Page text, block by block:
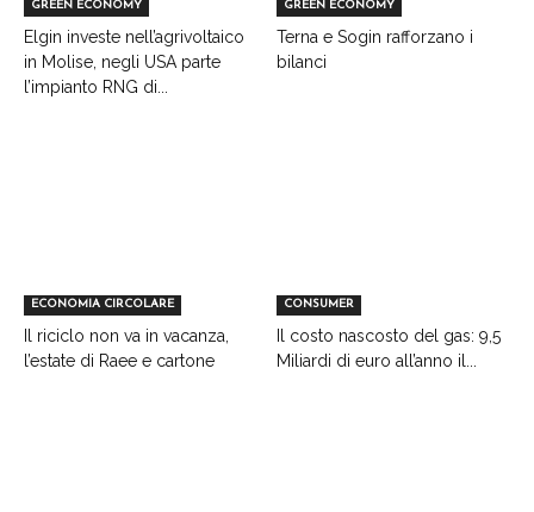
GREEN ECONOMY
Elgin investe nell’agrivoltaico
in Molise, negli USA parte
l’impianto RNG di...
GREEN ECONOMY
Terna e Sogin rafforzano i
bilanci
ECONOMIA CIRCOLARE
Il riciclo non va in vacanza,
l’estate di Raee e cartone
CONSUMER
Il costo nascosto del gas: 9,5
Miliardi di euro all’anno il...